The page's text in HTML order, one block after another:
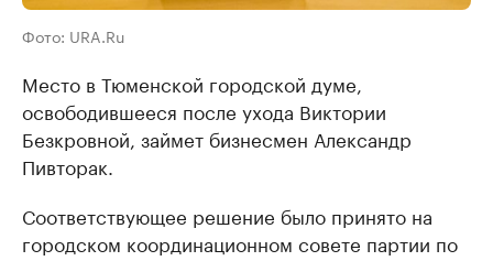
Фото: URA.Ru
Место в Тюменской городской думе,
освободившееся после ухода Виктории
Безкровной, займет бизнесмен Александр
Пивторак.
Соответствующее решение было принято на
городском координационном совете партии по